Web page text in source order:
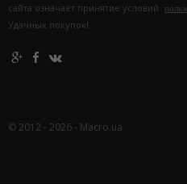
сайта означает принятие условий
Удачных покупок!
© 2012 - 2026 - Macro.ua